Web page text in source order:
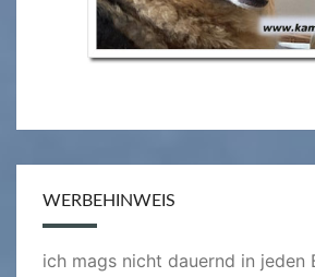
WERBEHINWEIS
ich mags nicht dauernd in jeden